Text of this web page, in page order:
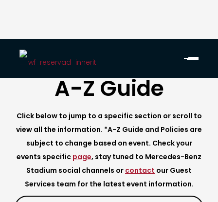
A-Z Guide
Click below to jump to a specific section or scroll to
view all the information. *A-Z Guide and Policies are
subject to change based on event. Check your
events specific page, stay tuned to Mercedes-Benz
Stadium social channels or contact our Guest
Services team for the latest event information.